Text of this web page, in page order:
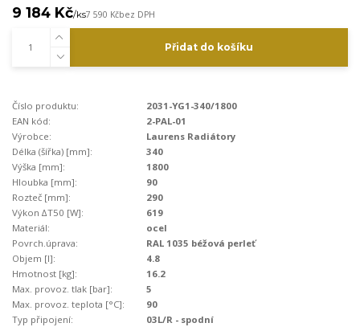
9 184 Kč/ks7 590 Kčbez DPH
Přidat do košíku
Číslo produktu:
2031-YG1-340/1800
EAN kód:
2-PAL-01
Výrobce:
Laurens Radiátory
Délka (šířka) [mm]:
340
Výška [mm]:
1800
Hloubka [mm]:
90
Rozteč [mm]:
290
Výkon ∆T50 [W]:
619
Materiál:
ocel
Povrch.úprava:
RAL 1035 béžová perleť
Objem [l]:
4.8
Hmotnost [kg]:
16.2
Max. provoz. tlak [bar]:
5
Max. provoz. teplota [°C]:
90
Typ připojení:
03L/R - spodní